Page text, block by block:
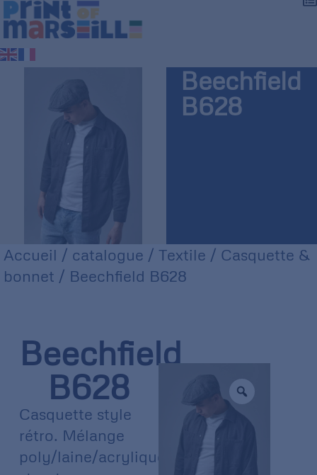
Beechfield
B628
Accueil / catalogue / Textile / Casquette &
bonnet / Beechfield B628
Beechfield
B628
Casquette style
rétro. Mélange
poly/laine/acrylique,